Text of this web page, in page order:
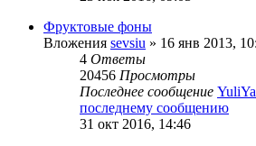
Фруктовые фоны
Вложения sevsiu » 16 янв 2013,
4 Ответы
20456 Просмотры
Последнее сообщение
последнему сообщению
31 окт 2016, 14:46